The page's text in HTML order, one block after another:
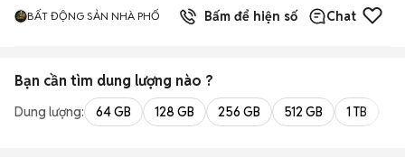
BẤT ĐỘNG SẢN NHÀ PHỐ Bấm để hiện số Chat
Bạn cần tìm dung lượng nào ?
Dung lượng: 64 GB 128 GB 256 GB 512 GB 1 TB